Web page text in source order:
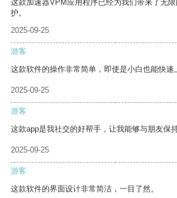
这款加速器VPM应用程序已经为我们带来了无
护。
2025-09-25
游客
这款软件的操作非常简单，即使是小白也能快速
2025-09-25
游客
这款app是我社交的好帮手，让我能够与朋友保
2025-09-25
游客
这款软件的界面设计非常简洁，一目了然。